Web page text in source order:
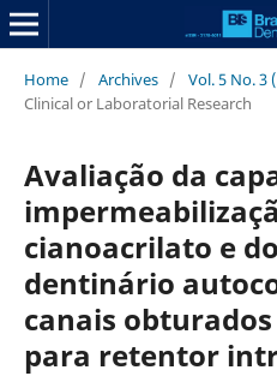
Home / Archives / Vol. 5 No. 3
Clinical or Laboratorial Research
Avaliação da
cianoacrilato e
dentinário
canais
para retentor